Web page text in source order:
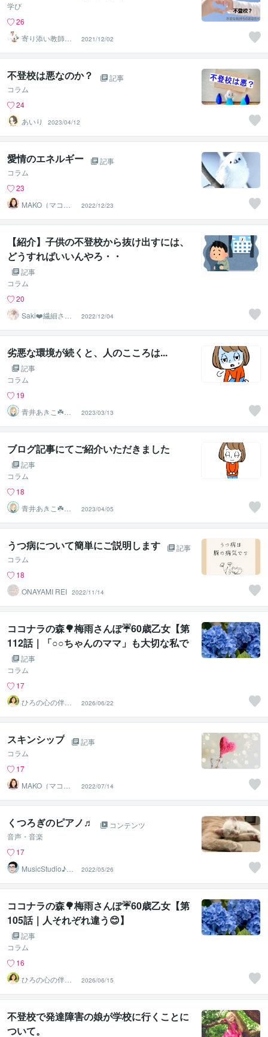
学び
26
寄り添い教師カ
ウンセラー Qoo
ちー
2021/12/02
不登校は悪なのか？
記事
コラム
24
あいり⁠⁠
2023/04/12
愛情のエネルギー
記事
コラム
23
MAKO（マコ）
占い♡心寄り添
うヒーラー
2022/12/23
【紹介】子供の不登校から抜け出すには、
どうすればいいんやろ・・
記事
コラム
20
Saki❤️繊細さん
のハッピーサポ
ーター
2022/12/04
劣悪な環境が続くと、人のこころは...
記事
コラム
19
青井あきこ☘️心
の回復所
2023/03/13
ブログ記事にてご紹介いただきました
記事
コラム
18
青井あきこ☘️心
の回復所
2023/04/05
うつ病について簡単にご説明します
記事
コラム
18
ONAYAMI REI 2022/11/14
ココナラの森🌳梅雨さんぽ☔60歳乙女【第
112話｜「○○ちゃんのママ」も大切な私で
した🍀】
記事
コラム
17
ひろの心の伴走
ルーム｜安心し
て話せる場所
2026/06/22
スキンシップ
記事
コラム
17
MAKO（マコ）
占い♡心寄り添
うヒーラー
2022/07/14
くつろぎのピアノ♬
コンテンツ
音声・音楽
17
MusicStudio♪ま
2022/05/26
ココナラの森🌳梅雨さんぽ☔60歳乙女【第
105話｜人それぞれ違う😊】
記事
コラム
16
ひろの心の伴走
ルーム｜安心し
て話せる場所
2026/06/15
不登校で発達障害の娘が学校に行くことに
ついて。